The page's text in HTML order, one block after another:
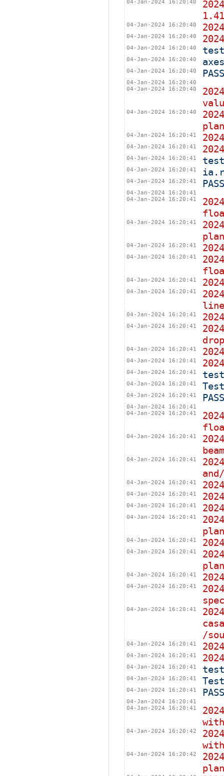
04-Jan-2024 16:20:40
04-Jan-2024 16:20:40
04-Jan-2024 16:20:40
04-Jan-2024 16:20:40
04-Jan-2024 16:20:40
04-Jan-2024 16:20:40
04-Jan-2024 16:20:40
04-Jan-2024 16:20:40
04-Jan-2024 16:20:40
04-Jan-2024 16:20:41
04-Jan-2024 16:20:41
04-Jan-2024 16:20:41
04-Jan-2024 16:20:41
04-Jan-2024 16:20:41
04-Jan-2024 16:20:41
04-Jan-2024 16:20:41
04-Jan-2024 16:20:41
04-Jan-2024 16:20:41
04-Jan-2024 16:20:41
04-Jan-2024 16:20:41
04-Jan-2024 16:20:41
04-Jan-2024 16:20:41
04-Jan-2024 16:20:41
04-Jan-2024 16:20:41
04-Jan-2024 16:20:41
04-Jan-2024 16:20:41
04-Jan-2024 16:20:41
04-Jan-2024 16:20:41
04-Jan-2024 16:20:41
04-Jan-2024 16:20:41
04-Jan-2024 16:20:41
beam
04-Jan-2024 16:20:41
04-Jan-2024 16:20:41
04-Jan-2024 16:20:41
04-Jan-2024 16:20:41
04-Jan-2024 16:20:41
04-Jan-2024 16:20:41
04-Jan-2024 16:20:41
04-Jan-2024 16:20:41
04-Jan-2024 16:20:41
04-Jan-2024 16:20:41
/
04-Jan-2024 16:20:41
04-Jan-2024 16:20:41
04-Jan-2024 16:20:41
04-Jan-2024 16:20:41
04-Jan-2024 16:20:41
04-Jan-2024 16:20:41
04-Jan-2024 16:20:41
04-Jan-2024 16:20:42
04-Jan-2024 16:20:42